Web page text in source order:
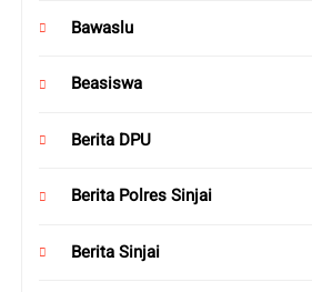
Bawaslu
Beasiswa
Berita DPU
Berita Polres Sinjai
Berita Sinjai